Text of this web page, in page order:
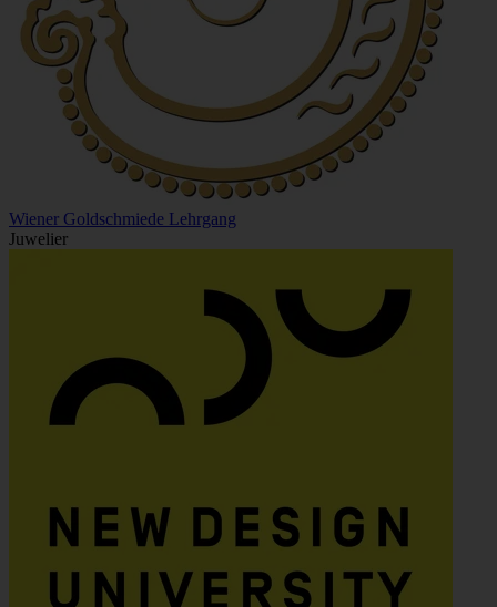
Wiener Goldschmiede Lehrgang
Juwelier